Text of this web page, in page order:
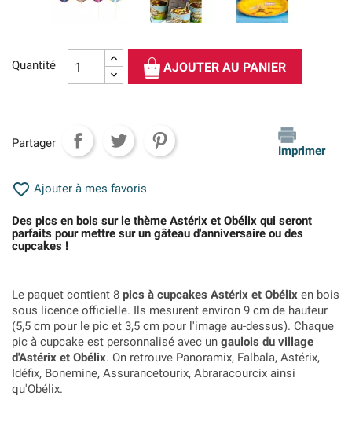
Quantité AJOUTER AU PANIER
Partager
Imprimer
 Ajouter à mes favoris
Des pics en bois sur le thème Astérix et Obélix qui seront
parfaits pour mettre sur un gâteau d'anniversaire ou des
cupcakes !
Le paquet contient 8 pics à cupcakes Astérix et Obélix en bois
sous licence officielle. Ils mesurent environ 9 cm de hauteur
(5,5 cm pour le pic et 3,5 cm pour l'image au-dessus). Chaque
pic à cupcake est personnalisé avec un gaulois du village
d'Astérix et Obélix. On retrouve Panoramix, Falbala, Astérix,
Idéfix, Bonemine, Assurancetourix, Abraracourcix ainsi
qu'Obélix.